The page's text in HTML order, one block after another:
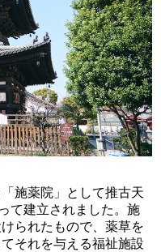
施薬院」として推古天
て建立されました。施
られたもので、薬草を
それを与える福祉施設